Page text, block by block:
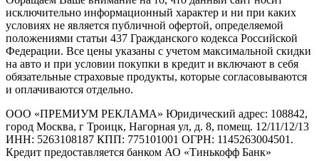
исключительно информационный характер и ни при каких
условиях не является публичной офертой, определяемой
положениями статьи 437 Гражданского кодекса Российской
Федерации. Все цены указаны с учетом максимальной скидки
на авто и при условии покупки в кредит и включают в себя
обязательные страховые продукты, которые согласовываются
и оплачиваются отдельно.
ООО «ПРЕМИУМ РЕКЛАМА» Юридический адрес: 108842,
город Москва, г Троицк, Нагорная ул, д. 8, помещ. 12/11/12/13
ИНН: 5263108187 КПП: 775101001 ОГРН: 1145263004501.
Кредит предоставляется банком АО «Тинькофф Банк»